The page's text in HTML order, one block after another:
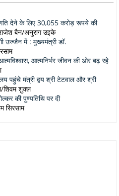
देने के लिए 30,055 करोड़ रूपये की
बैन/अनुराग उइके
उज्जैन में : मुख्यमंत्री डॉ.
आत्मनिर्भर जीवन की ओर बढ़ रहे
पहुंचे मंत्री द्वय श्री टेटवाल और श्री
शिवम शुक्ल
की पुण्यतिथि पर दी
सिरसाम